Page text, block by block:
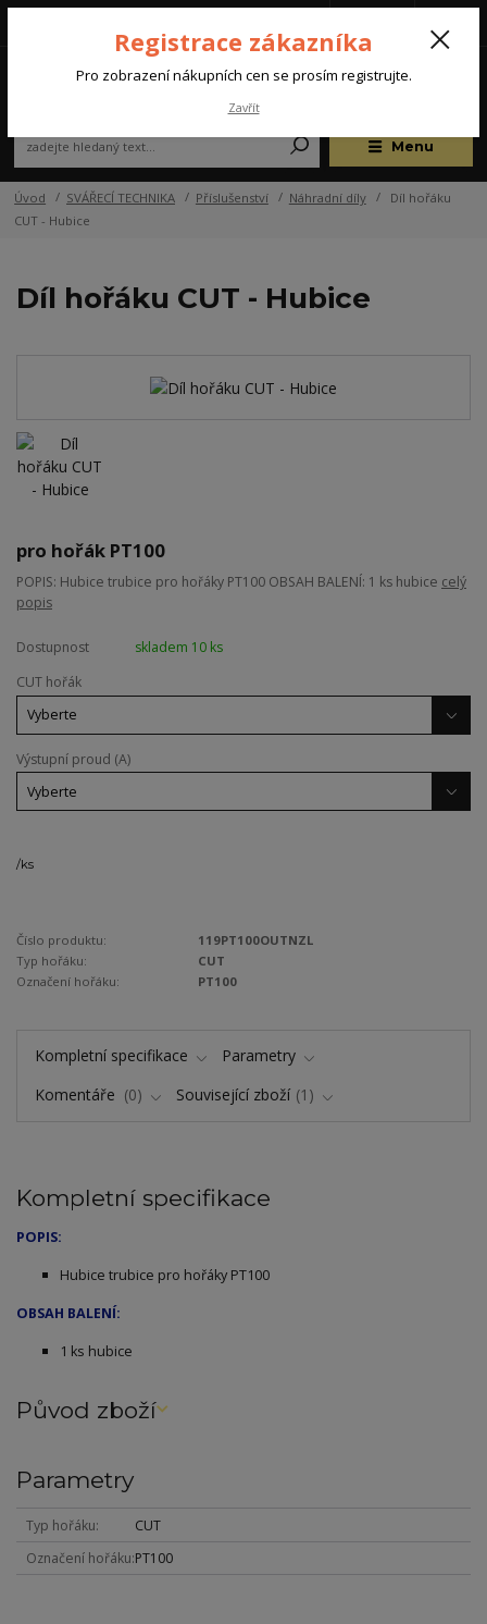
Menu
(Po-Pá, 07:00-15:30 hod.)
Úvod SVÁŘECÍ TECHNIKA Příslušenství Náhradní díly
Díl hořáku
CUT - Hubice
Díl hořáku CUT - Hubice
pro hořák PT100
POPIS: Hubice trubice pro hořáky PT100 OBSAH BALENÍ: 1 ks hubice celý
popis
Dostupnost
skladem 10 ks
CUT hořák
Výstupní proud (A)
/ks
Číslo produktu:
119PT100OUTNZL
Typ hořáku:
CUT
Označení hořáku:
PT100
Kompletní specifikace
Parametry
Komentáře
0 Související zboží 1
Kompletní specifikace
POPIS:
Hubice trubice pro hořáky PT100
OBSAH BALENÍ:
1 ks hubice
Původ zboží
Parametry
Typ hořáku
CUT
Označení hořáku PT100
Registrace zákazníka
Pro zobrazení nákupních cen se prosím registrujte.
Zavřít